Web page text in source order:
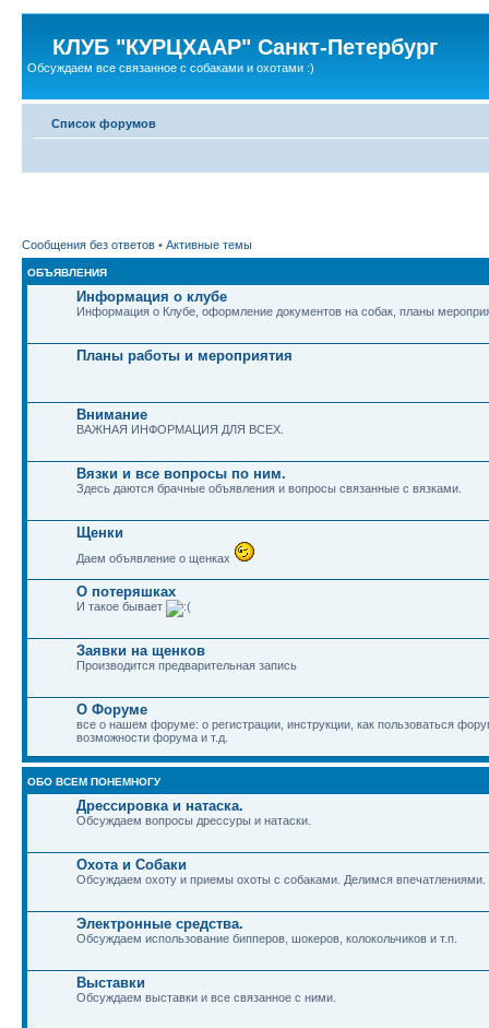
КЛУБ "КУРЦХААР" Санкт-Петербург
Обсуждаем все связанное с собаками и охотами :)
Список форумов
Сообщения без ответов • Активные темы
ОБЪЯВЛЕНИЯ
Информация о клубе
Информация о Клубе, оформление документов на собак, планы
Планы работы и мероприятия
Внимание
ВАЖНАЯ ИНФОРМАЦИЯ ДЛЯ ВСЕХ.
Вязки и все вопросы по ним.
Здесь даются брачные объявления и вопросы связанные с вязками.
Щенки
Даем объявление о щенках
О потеряшках
И такое бывает
Заявки на щенков
Производится предварительная запись
О Форуме
все о нашем форуме: о регистрации, инструкции, как пользоваться
возможности форума и т.д.
ОБО ВСЕМ ПОНЕМНОГУ
Дрессировка и натаска.
Обсуждаем вопросы дрессуры и натаски.
Охота и Собаки
Обсуждаем охоту и приемы охоты с собаками. Делимся впечатлениями.
Электронные средства.
Обсуждаем использование бипперов, шокеров, колокольчиков и т.п.
Выставки
Обсуждаем выставки и все связанное с ними.